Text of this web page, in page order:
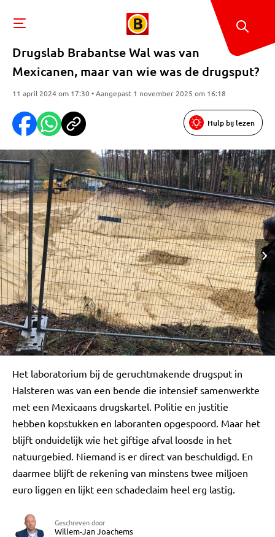
Drugslab Brabantse Wal was van
Mexicanen, maar van wie was de drugsput?
11 april 2024 om 17:30 • Aangepast 1 november 2025 om 16:18
Hulp bij lezen
Het laboratorium bij de geruchtmakende drugsput in
Halsteren was van een bende die intensief samenwerkte
met een Mexicaans drugskartel. Politie en justitie
hebben kopstukken en laboranten opgespoord. Maar het
blijft onduidelijk wie het giftige afval loosde in het
natuurgebied. Niemand is er direct van beschuldigd. En
daarmee blijft de rekening van minstens twee miljoen
euro liggen en lijkt een schadeclaim heel erg lastig.
Geschreven door
Willem-Jan Joachems